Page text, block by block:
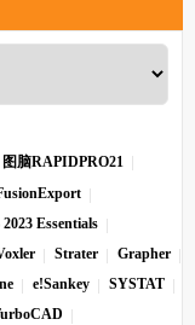
图脑RAPIDPRO21
Essentials
Strater
Grapher
e!Sankey
SYSTAT